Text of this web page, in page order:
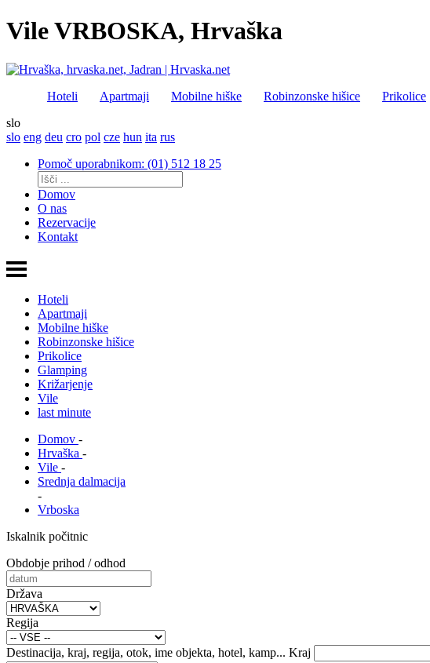
Vile VRBOSKA, Hrvaška
Hoteli Apartmaji Mobilne hiške Robinzonske hišice Prikolice
slo
slo eng deu cro pol cze hun ita rus
Pomoč uporabnikom: (01) 512 18 25
Domov
O nas
Rezervacije
Kontakt
Hoteli
Apartmaji
Mobilne hiške
Robinzonske hišice
Prikolice
Glamping
Križarjenje
Vile
last minute
Domov -
Hrvaška -
Vile -
Srednja dalmacija
-
Vrboska
Iskalnik počitnic
Obdobje prihod / odhod
Država
Regija
Destinacija, kraj, regija, otok, ime objekta, hotel, kamp... Kraj